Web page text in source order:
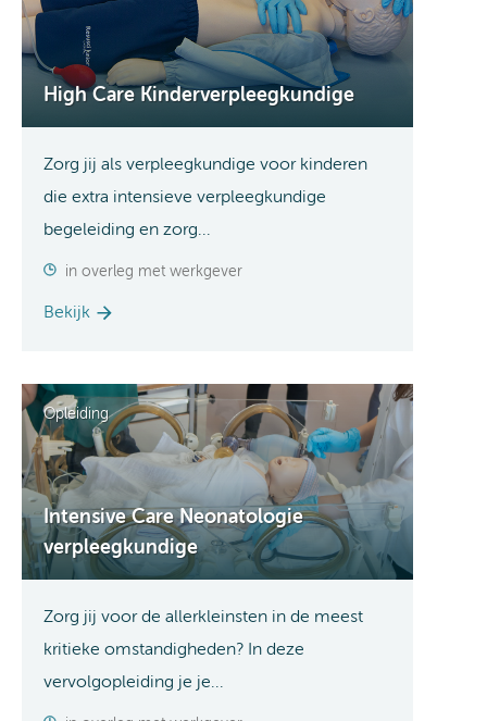
High Care Kinderverpleegkundige
Zorg jij als verpleegkundige voor kinderen
die extra intensieve verpleegkundige
begeleiding en zorg...
in overleg met werkgever
Bekijk
Opleiding
Intensive Care Neonatologie
verpleegkundige
Zorg jij voor de allerkleinsten in de meest
kritieke omstandigheden? In deze
vervolgopleiding je je...